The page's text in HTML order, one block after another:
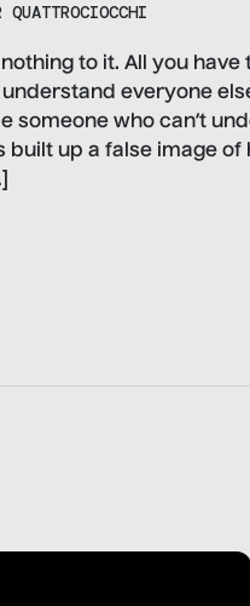
QUATTROCIOCCHI
nothing to it. All you
everyone
someone who can’t
built up a false image of